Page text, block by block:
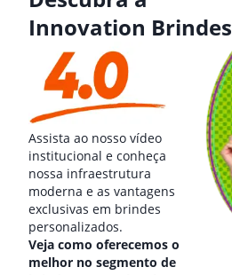
Innovation Brindes
Assista ao nosso vídeo
institucional e conheça
nossa infraestrutura
moderna e as vantagens
exclusivas em brindes
personalizados.
Veja como oferecemos o
melhor no segmento de